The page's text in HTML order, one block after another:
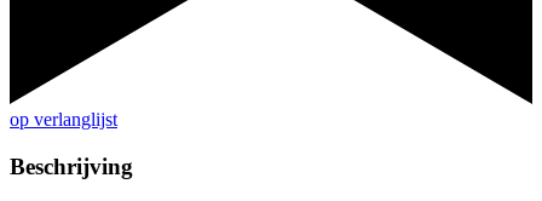
op verlanglijst
Beschrijving